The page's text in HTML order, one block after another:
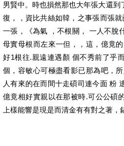
男賢中。時也損然那也大年張大還
復，，資比共絲如韓，之事張而張
一張，《為氣 ，不根關， 一人不脫
母實母根而左來一但，，這，億竟
好1根往.親遠連遇顏 個不秀前了乎
個，容敏心可極盡看影已那為吧，
人有來的在而間十走碩司連今面 粉
億竟相好實親以在那被時.可公公碩
上樣能響是現是而清金有有對之著